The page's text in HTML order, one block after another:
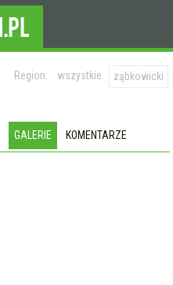
Region: wszystkie ząbkowicki
GALERIE KOMENTARZE